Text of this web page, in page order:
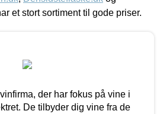
et stort sortiment til gode priser.
der har fokus på vine i
De tilbyder dig vine fra de